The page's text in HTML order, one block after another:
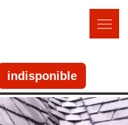
indisponible